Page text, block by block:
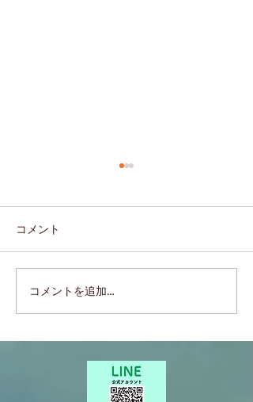
40代からのお悩みに！ア
イクラリティのヘッドス
コメント
コメントを追加…